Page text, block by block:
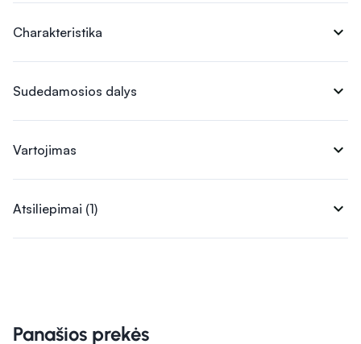
Charakteristika expand_more
Sudedamosios dalys expand_more
Vartojimas expand_more
Atsiliepimai (1) expand_more
Panašios prekės